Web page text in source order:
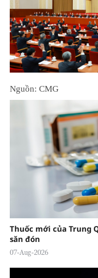
Nguồn: CMG
Thuốc mới của Trung
săn đón
07-Aug-2026